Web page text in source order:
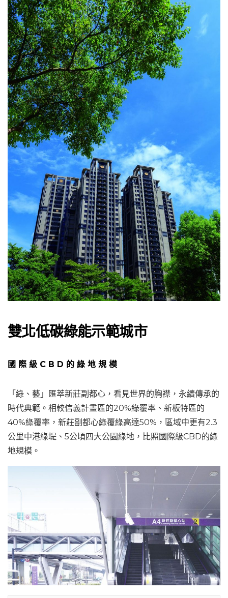
雙北低碳綠能示範城市
國 際 級 C B D 的 綠 地 規 模
「綠、藝」匯萃新莊副都心，看見世界的胸襟，永續傳承的
時代典範。相較信義計畫區的20%綠覆率、新板特區的
40%綠覆率，新莊副都心綠覆綠高達50%，區域中更有2.3
公里中港綠堤、5公頃四大公園綠地，比照國際級CBD的綠
地規模。